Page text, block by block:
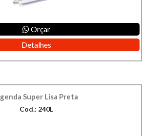
Orçar
Detalhes
Super Lisa Preta
Cod.: 240L